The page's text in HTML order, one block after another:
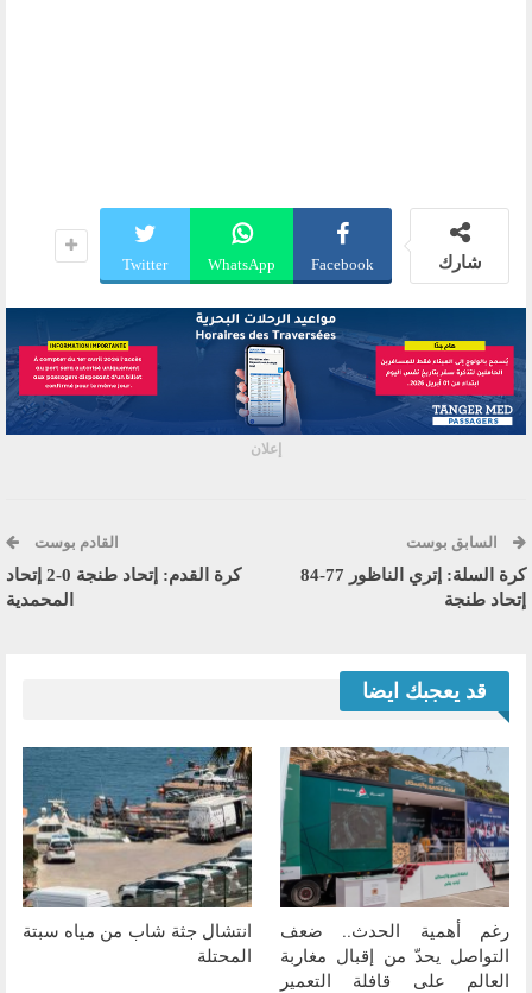
شارك Facebook
WhatsApp
Twitter
إعلان
السابق بوست
كرة السلة: إتري الناظور 77-84
إتحاد طنجة
القادم بوست
كرة القدم: إتحاد طنجة 0-2 إتحاد
المحمدية
قد يعجبك ايضا
رغم أهمية الحدث.. ضعف
التواصل يحدّ من إقبال مغاربة
العالم على قافلة التعمير
انتشال جثة شاب من مياه سبتة
المحتلة